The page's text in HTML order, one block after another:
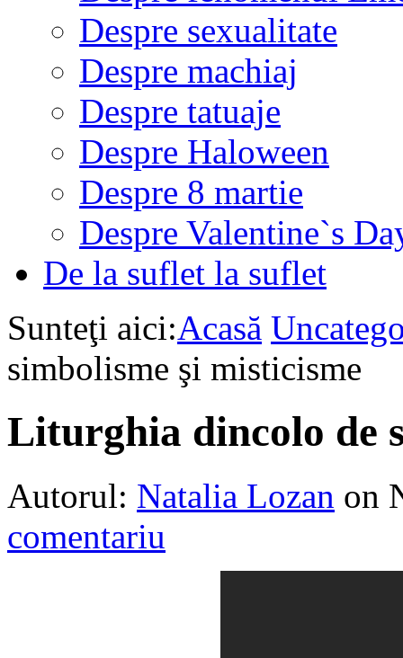
Despre sexualitate
Despre machiaj
Despre tatuaje
Despre Haloween
Despre 8 martie
Despre Valentine`s
De la suflet la suflet
Sunteţi aici:Acasă
simbolisme şi misticisme
Liturghia dincolo de
Autorul: Natalia Lozan on
comentariu